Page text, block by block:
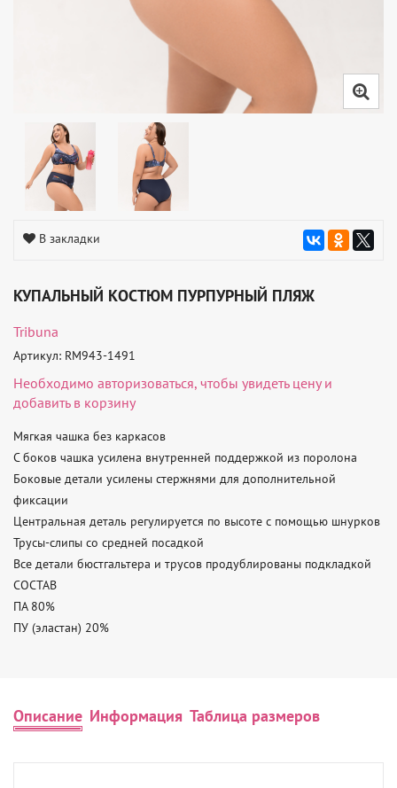
В закладки
КУПАЛЬНЫЙ КОСТЮМ ПУРПУРНЫЙ ПЛЯЖ
Tribuna
Артикул: RM943-1491
Необходимо авторизоваться, чтобы увидеть цену и
добавить в корзину
Мягкая чашка без каркасов
С боков чашка усилена внутренней поддержкой из поролона
Боковые детали усилены стержнями для дополнительной
фиксации
Центральная деталь регулируется по высоте с помощью шнурков
Трусы-слипы со средней посадкой
Все детали бюстгальтера и трусов продублированы подкладкой
СОСТАВ
ПА 80%
ПУ (эластан) 20%
Описание Информация Таблица размеров